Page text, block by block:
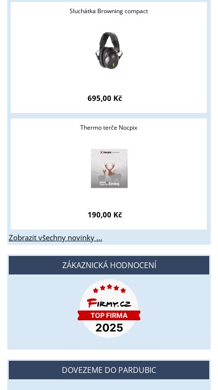
Sluchátka Browning compact
695,00 Kč
Thermo terče Nocpix
190,00 Kč
Zobrazit všechny novinky ...
ZÁKAZNICKÁ HODNOCENÍ
DOVEZEME DO PARDUBIC